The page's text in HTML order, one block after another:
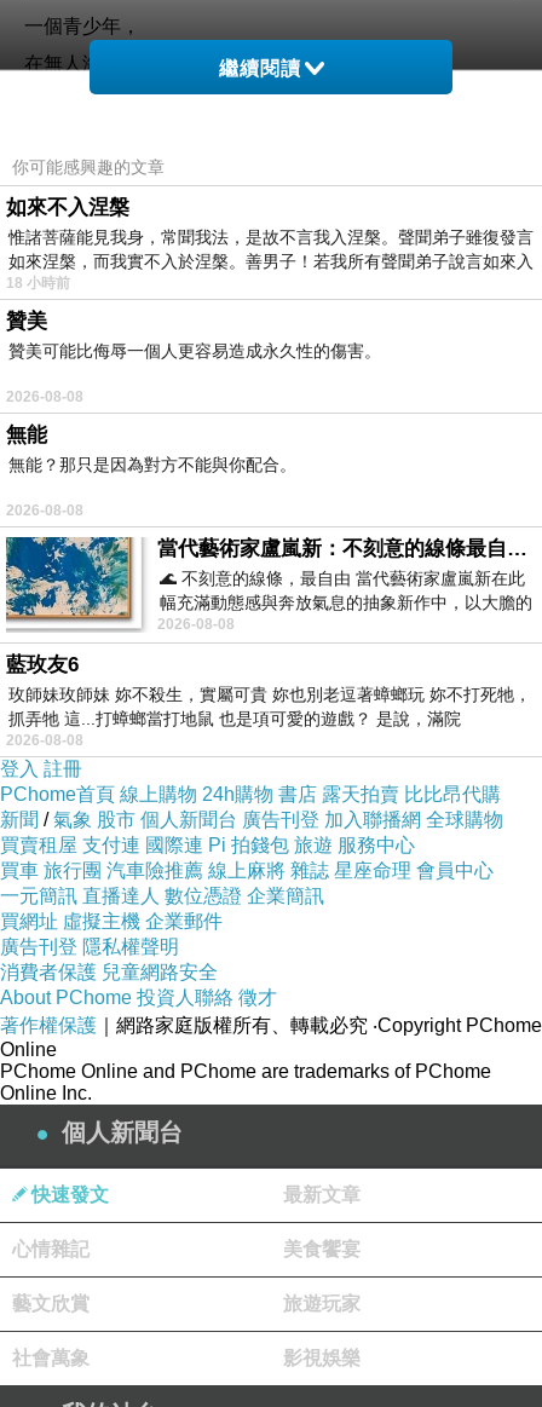
一個青少年，
在無人海灘遊蕩，
拾獲一個遭海浪打上岸的黑色木箱。
黑色方形木箱約36*24公分長，
外頭被珊瑚與海帶覆蓋纏繞著。
他好奇這裏頭到底有什麼寶貝？
動手胡亂拆開最外頭的爛箱子，
驚訝層層共八個遞減的榫接箱，
最後是一個象牙雕刻的珠寶盒。
象牙珠寶盒上，
有頭大象駝著一個東方女子臉孔的雕刻。
盒外有一個鎖但沒有作用，
盒內有一個狀似倒水水壺。
想要弄清楚它究竟是什麼東西？
雙手用力摩擦壺身上頭的鏽蝕。
突然冒出一團巨大白煙，
一個精靈突然發出聲音。
神燈精靈興奮說：「主人，您釋放出了我，我可以滿足您
三個願望。」
青少年故作鎮靜問：「你是人？神？魔鬼？還是什麼精靈
鬼怪？」
青少年，在小五時曾經遭遇重大的車禍，昏迷數天。康復
後，他自稱有陰陽眼，偶爾可以看見路上遊蕩的靈體。
神燈精靈：「我是傳說中的神燈精靈。但是，在滿足您三
個願望前，必須事先告知您有三個許願規則。」
繼續閱讀
你可能感興趣的文章
如來不入涅槃
惟諸菩薩能見我身，常聞我法，是故不言我入涅槃。聲聞弟子雖復發言
如來涅槃，而我實不入於涅槃。善男子！若我所有聲聞弟子說言如來入
18 小時前
贊美
贊美可能比侮辱一個人更容易造成永久性的傷害。
2026-08-08
無能
無能？那只是因為對方不能與你配合。
2026-08-08
當代藝術家盧嵐新：不刻意的線條最自由，讓色彩流動、筆觸自己說話
🌊 不刻意的線條，最自由 當代藝術家盧嵐新在此
幅充滿動態感與奔放氣息的抽象新作中，以大膽的
藍色顏料在白色畫布上揮灑、壓印與流淌
2026-08-08
藍玫友6
玫師妹玫師妹 妳不殺生，實屬可貴 妳也別老逗著蟑螂玩 妳不打死牠，
抓弄牠 這...打蟑螂當打地鼠 也是項可愛的遊戲？ 是說，滿院
2026-08-08
登入 註冊
PChome首頁 線上購物 24h購物 書店 露天拍賣 比比昂代購
新聞 /氣象 股市 個人新聞台 廣告刊登 加入聯播網 全球購物
買賣租屋 支付連 國際連 Pi 拍錢包 旅遊 服務中心
買車 旅行團 汽車險推薦 線上麻將 雜誌 星座命理 會員中心
一元簡訊 直播達人 數位憑證 企業簡訊
買網址 虛擬主機 企業郵件
廣告刊登 隱私權聲明
消費者保護 兒童網路安全
About PChome 投資人聯絡 徵才
著作權保護 ｜網路家庭版權所有、轉載必究 ‧Copyright PChome
Online
PChome Online and PChome are trademarks of PChome
Online Inc.
個人新聞台
快速發文 最新文章
心情雜記 美食饗宴
藝文欣賞 旅遊玩家
社會萬象 影視娛樂